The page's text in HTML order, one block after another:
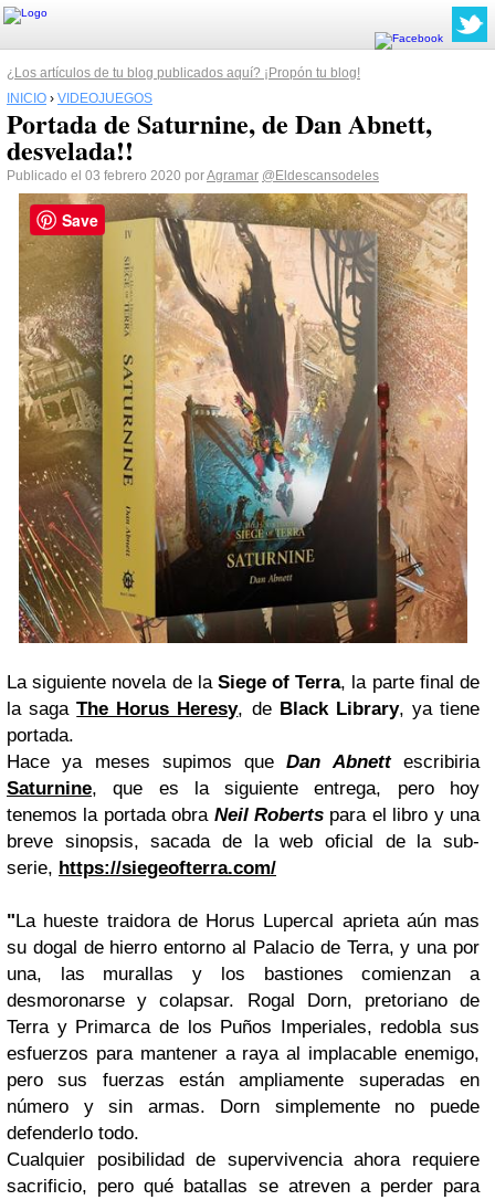
¿Los artículos de tu blog publicados aquí? ¡Propón tu blog!
INICIO › VIDEOJUEGOS
Portada de Saturnine, de Dan Abnett,
desvelada!!
Publicado el 03 febrero 2020 porAgramar @Eldescansodeles
La siguiente novela de la Siege of Terra, la parte final de
la sagaThe Horus Heresy, de Black Library, ya tiene
portada.
Hace ya meses supimos que Dan Abnettescribiria
Saturnine, que es la siguiente entrega, pero hoy
tenemos la portada obra Neil Roberts para el libro y una
breve sinopsis, sacada de la web oficial de la sub-
serie, https://siegeofterra.com/
"La hueste traidora de Horus Lupercal aprieta aún mas
su dogal de hierro entorno al Palacio de Terra, y una por
una, las murallas y los bastiones comienzan a
desmoronarse y colapsar. Rogal Dorn, pretoriano de
Terra y Primarca de los Puños Imperiales, redobla sus
esfuerzos para mantener a raya al implacable enemigo,
pero sus fuerzas están ampliamente superadas en
número y sin armas. Dorn simplemente no puede
defenderlo todo.
Cualquier posibilidad de supervivencia ahora requiere
sacrificio, pero qué batallas se atreven a perder para
Save